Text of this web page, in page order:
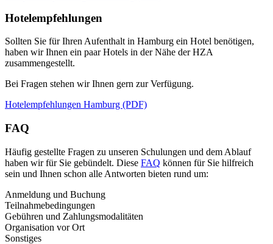
Hotelempfehlungen
Sollten Sie für Ihren Aufenthalt in Hamburg ein Hotel benötigen,
haben wir Ihnen ein paar Hotels in der Nähe der HZA
zusammengestellt.
Bei Fragen stehen wir Ihnen gern zur Verfügung.
Hotelempfehlungen Hamburg (PDF)
FAQ
Häufig gestellte Fragen zu unseren Schulungen und dem Ablauf
haben wir für Sie gebündelt. Diese FAQ können für Sie hilfreich
sein und Ihnen schon alle Antworten bieten rund um:
Anmeldung und Buchung
Teilnahmebedingungen
Gebühren und Zahlungsmodalitäten
Organisation vor Ort
Sonstiges